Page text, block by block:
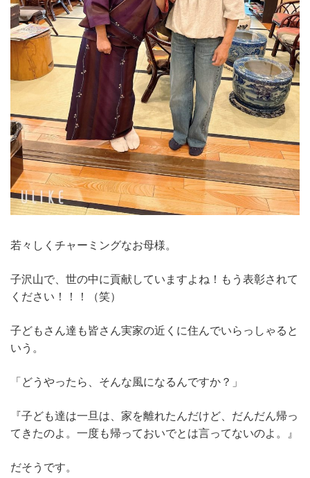
若々しくチャーミングなお母様。
子沢山で、世の中に貢献していますよね！もう表彰されて
ください！！！（笑）
子どもさん達も皆さん実家の近くに住んでいらっしゃると
いう。
「どうやったら、そんな風になるんですか？」
『子ども達は一旦は、家を離れたんだけど、だんだん帰っ
てきたのよ。一度も帰っておいでとは言ってないのよ。』
だそうです。